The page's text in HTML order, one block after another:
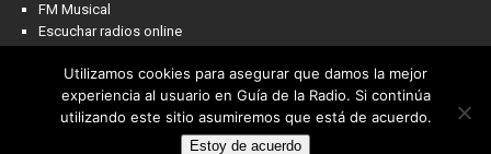
FM Musical
Escuchar radios online
Utilizamos cookies para asegurar que damos la mejor
experiencia al usuario en Guía de la Radio. Si continúa
utilizando este sitio asumiremos que está de acuerdo.
Estoy de acuerdo